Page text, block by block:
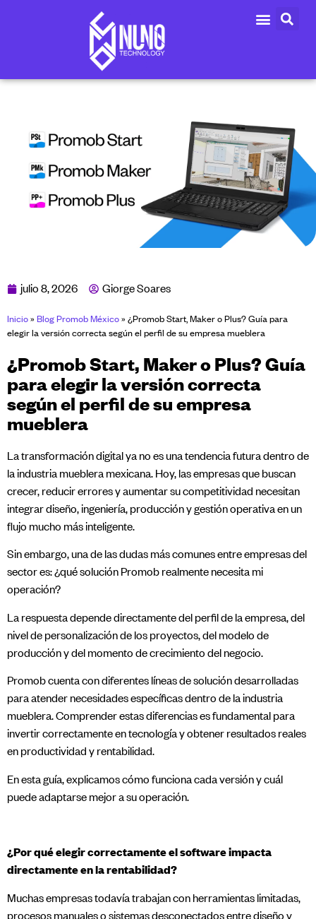
julio 8, 2026 Giorge Soares
Inicio» Blog Promob México» ¿Promob Start, Maker o Plus? Guía para
elegir la versión correcta según el perfil de su empresa mueblera
¿Promob Start, Maker o Plus? Guía
para elegir la versión correcta
según el perfil de su empresa
mueblera
La transformación digital ya no es una tendencia futura dentro de
la industria mueblera mexicana. Hoy, las empresas que buscan
crecer, reducir errores y aumentar su competitividad necesitan
integrar diseño, ingeniería, producción y gestión operativa en un
flujo mucho más inteligente.
Sin embargo, una de las dudas más comunes entre empresas del
sector es: ¿qué solución Promob realmente necesita mi
operación?
La respuesta depende directamente del perfil de la empresa, del
nivel de personalización de los proyectos, del modelo de
producción y del momento de crecimiento del negocio.
Promob cuenta con diferentes líneas de solución desarrolladas
para atender necesidades específicas dentro de la industria
mueblera. Comprender estas diferencias es fundamental para
invertir correctamente en tecnología y obtener resultados reales
en productividad y rentabilidad.
En esta guía, explicamos cómo funciona cada versión y cuál
puede adaptarse mejor a su operación.
¿Por qué elegir correctamente el software impacta
directamente en la rentabilidad?
Muchas empresas todavía trabajan con herramientas limitadas,
procesos manuales o sistemas desconectados entre diseño y